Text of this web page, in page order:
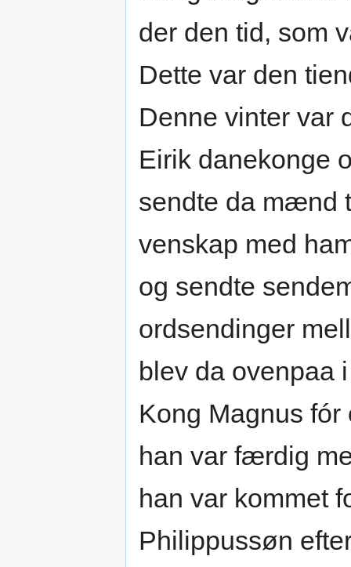
der den tid, som
Dette var den
Denne vinter var
Eirik danekonge
sendte da mænd
venskap med
og sendte
ordsendinger
blev da ovenpaa
Kong Magnus
han var færdig
han var kommet
Philippussøn